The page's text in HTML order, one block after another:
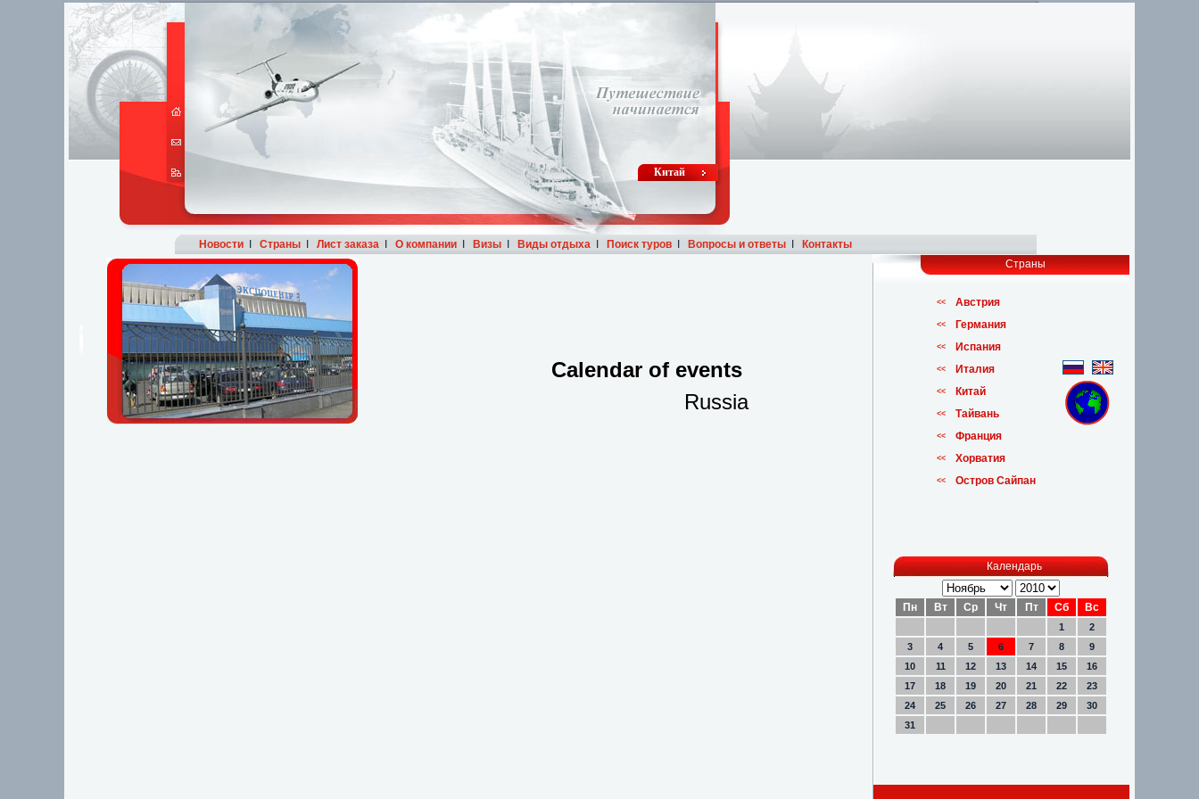
Китай
НовостиI СтраныI Лист заказаI О компанииI ВизыI Виды отдыхаI Поиск туровI Вопросы и ответыI Контакты
Calendar of events
Russia
Страны
<< Австрия
<< Германия
<< Испания
<< Италия
<< Китай
<< Тайвань
<< Франция
<< Хорватия
<< Остров Сайпан
Календарь
Пн Вт Ср Чт Пт Сб Вс
1
2
3
4 5 6 7 8
9
10
11 12 13 14 15
16
17
18 19 20 21 22
23
24
25 26 27 28 29
30
31